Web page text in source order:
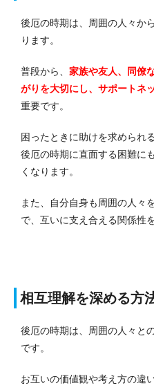
後厄の時期は、周囲の人々か
ります。
普段から、 家族や友人、同僚
がりを大切にし、サポートネ
重要です。
困ったときに助けを求められ
後厄の時期に直面する困難に
くなります。
また、自分自身も周囲の人々
で、互いに支え合える関係性
相互理解を深める方
後厄の時期は、周囲の人々と
です。
お互いの価値観や考え方の違